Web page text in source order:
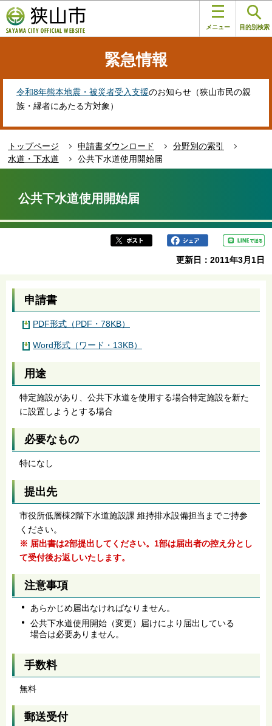
の
ペ
す
メニュー 目的別検索
緊急情報
令和8年熊本地震・被災者受入支援のお知らせ（狭山市民の親
族・縁者にあたる方対象）
トップページ 申請書ダウンロード
分野別の索引
水道・下水道
公共下水道使用開始届
か
公共下水道使用開始届
更新日：2011年3月1日
申請書
PDF形式（PDF・78KB）
Word形式（ワード・13KB）
用途
特定施設があり、公共下水道を使用する場合特定施設を新た
に設置しようとする場合
必要なもの
特になし
提出先
市役所低層棟2階下水道施設課 維持排水設備担当までご持参
ください。
※ 届出書は2部提出してください。1部は届出者の控え分とし
て受付後お返しいたします。
注意事項
あらかじめ届出なければなりません。
公共下水道使用開始（変更）届けにより届出している
場合は必要ありません。
手数料
無料
郵送受付